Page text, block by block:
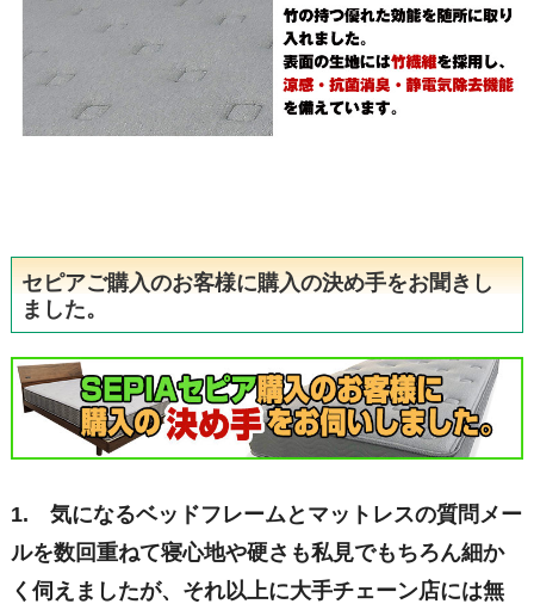
セピアご購入のお客様に購入の決め手をお聞きし
ました。
1. 気になるベッドフレームとマットレスの質問メー
ルを数回重ねて寝心地や硬さも私見でもちろん細か
く伺えましたが、それ以上に大手チェーン店には無